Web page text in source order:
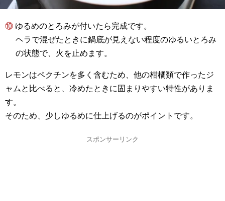
⑩ ゆるめのとろみが付いたら完成です。
ヘラで混ぜたときに鍋底が見えない程度のゆるいとろみ
の状態で、火を止めます。
レモンはペクチンを多く含むため、他の柑橘類で作ったジ
ャムと比べると、冷めたときに固まりやすい特性がありま
す。
そのため、少しゆるめに仕上げるのがポイントです。
スポンサーリンク